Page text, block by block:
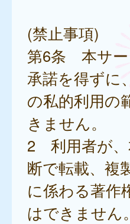
(禁止事項)
第6条 本サー
承諾を得ずに
の私的利用の
きません。
2 利用者が、
断で転載、複
に係わる著作
はできません。